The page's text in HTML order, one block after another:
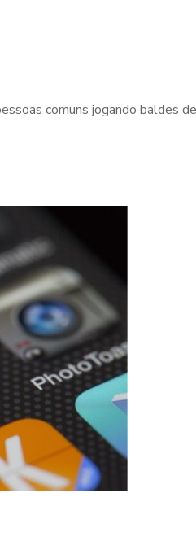
comuns jogando baldes